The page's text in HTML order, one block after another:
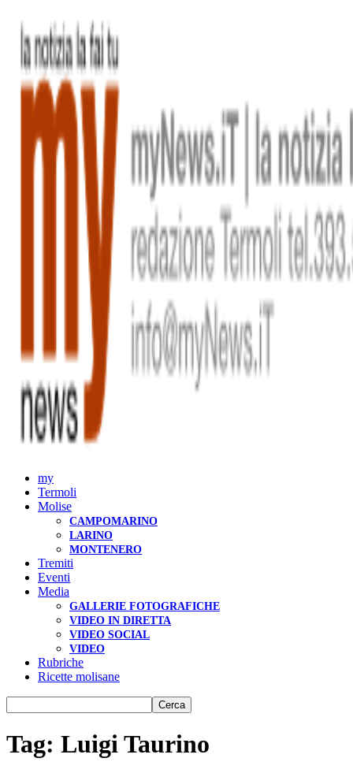
my
Termoli
Molise
CAMPOMARINO
LARINO
MONTENERO
Tremiti
Eventi
Media
GALLERIE FOTOGRAFICHE
VIDEO IN DIRETTA
VIDEO SOCIAL
VIDEO
Rubriche
Ricette molisane
Tag: Luigi Taurino